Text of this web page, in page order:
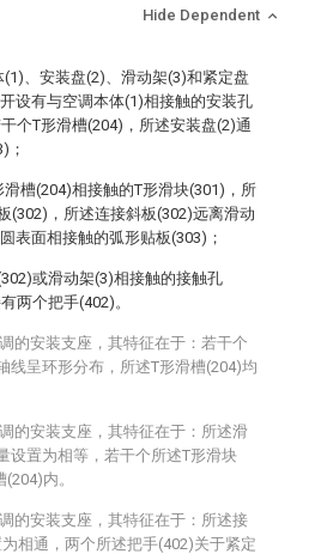
Hide Dependent
、安装盘(2)、滑动架(3)和紧定盘
设有与空调本体(1)相接触的安装孔
个T形滑槽(204)，所述安装盘(2)通
；
槽(204)相接触的T形滑块(301)，所
(302)，所述连接斜板(302)远离滑动
表面相接触的弧形贴板(303)；
或滑动架(3)相接触的接触孔
两个把手(402)。
的安装支座，其特征在于：若干个
线呈环形分布，所述T形滑槽(204)均
的安装支座，其特征在于：所述滑
设置为相等，若干个所述T形滑块
内。
的安装支座，其特征在于：所述接
相通，两个所述把手(402)关于紧定